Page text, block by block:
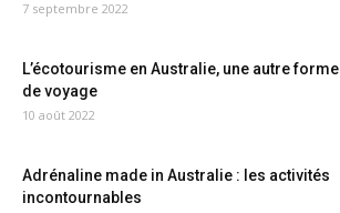
7 septembre 2022
L’écotourisme en Australie, une autre forme
de voyage
10 août 2022
Adrénaline made in Australie : les activités
incontournables